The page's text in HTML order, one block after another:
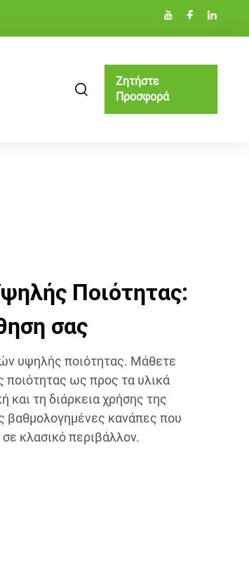
Ζητήστε
Προσφορά
Ποιότητας:
σας
υψηλής ποιότητας. Μάθετε
ποιότητας ως προς τα υλικά
και τη διάρκεια χρήσης της
βαθμολογημένες κανάπες που
κλασικό περιβάλλον.